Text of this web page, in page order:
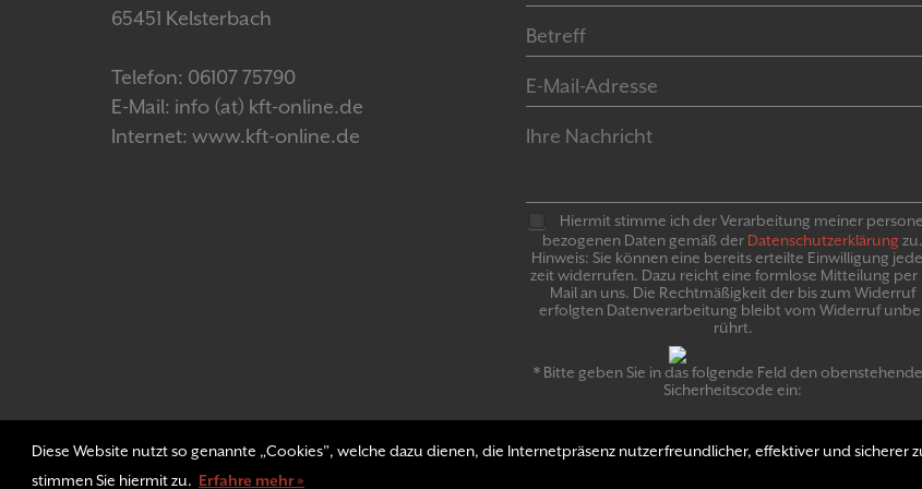
Diese Website nutzt so genannte „Cookies”, welche dazu dienen, die Internetpräsenz nutzerfreundlicher, effektiver und sicherer
stimmen Sie hiermit zu. Erfahre mehr »
65451 Kelsterbach
Telefon: 06107 75790
E-Mail: info (at) kft-online.de
Internet: www.kft-online.de
Hiermit stimme ich der Verarbeitung meiner
bezogenen Daten gemäß der Daten­schutz­er­klär­ung zu.
Hinweis: Sie können eine bereits erteilte Ein­willigung
zeit widerrufen. Dazu reicht eine formlose Mitteilung per
Mail an uns. Die Recht­mäßigkeit der bis zum Widerruf
erfolgten Daten­verarbeitung bleibt vom Wider­ruf
rührt.
* Bitte geben Sie in das folgende Feld den
Sicherheitscode ein: